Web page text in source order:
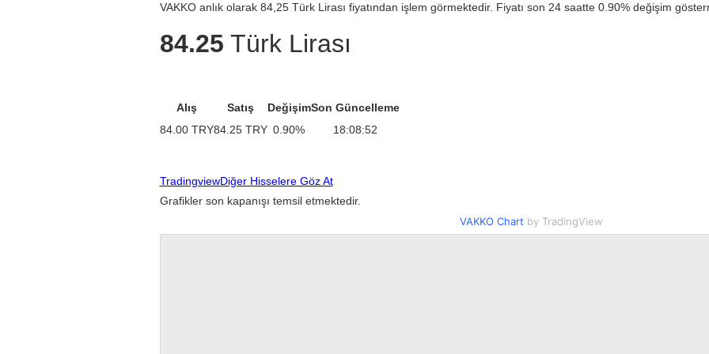
VAKKO anlık olarak 84,25 Türk Lirası fiyatından işlem görmektedir. Fiyatı son 24 saatte 0.90% değişim
84.25 Türk Lirası
Alış
84.00 TRY
Satış
84.25 TRY
Değişim
0.90%
Son Güncelleme
18:08:52
TradingviewDiğer Hisselere Göz At
Grafikler son kapanışı temsil etmektedir.
VAKKO Chart by TradingView